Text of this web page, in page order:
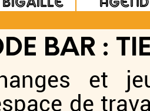
BAR :
et
de